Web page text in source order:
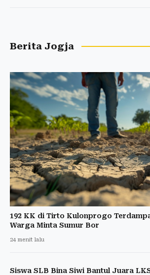
Berita Jogja
192 KK di Tirto Kulonprogo
Warga Minta Sumur Bor
24 menit lalu
Siswa SLB Bina Siwi Bantul Juara